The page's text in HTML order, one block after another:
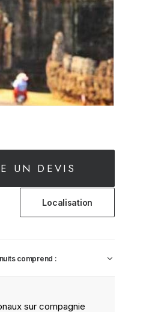
UN DEVIS
Localisation
comprend :
sur compagnie